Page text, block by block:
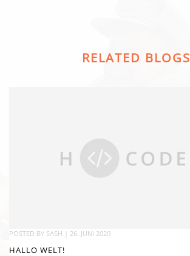
RELATED BLOGS
POSTED BY SASH 26. JUNI 2020
HALLO WELT!